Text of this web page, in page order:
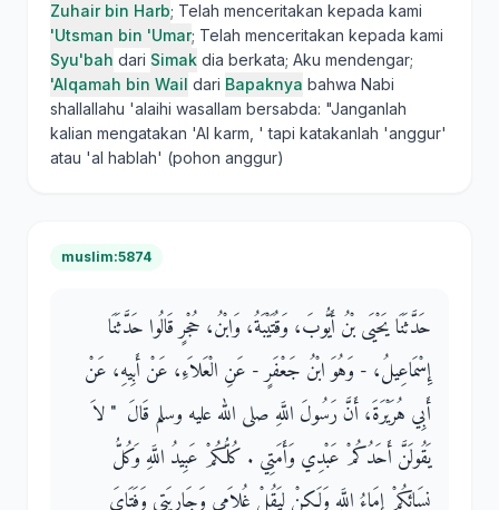
Zuhair bin Harb; Telah menceritakan kepada kami
'Utsman bin 'Umar; Telah menceritakan kepada kami
Syu'bah dari Simak dia berkata; Aku mendengar;
'Alqamah bin Wail dari Bapaknya bahwa Nabi
shallallahu 'alaihi wasallam bersabda: "Janganlah
kalian mengatakan 'Al karm, ' tapi katakanlah 'anggur'
atau 'al hablah' (pohon anggur)
muslim:5874
حَدَّثَنَا يَحْيَى بْنُ أَيُّوبَ، وَقُتَيْبَةُ، وَابْنُ، حُجْرٍ قَالُوا حَدَّثَنَا
إِسْمَاعِيلُ، - وَهُوَ ابْنُ جَعْفَرٍ - عَنِ الْعَلاَءِ، عَنْ أَبِيهِ، عَنْ
أَبِي هُرَيْرَةَ، أَنَّ رَسُولَ اللَّهِ صلى الله عليه وسلم قَالَ ‏ "‏ لاَ
يَقُولَنَّ أَحَدُكُمْ عَبْدِي وَأَمَتِي ‏.‏ كُلُّكُمْ عَبِيدُ اللَّهِ وَكُلُّ
نِسَائِكُمْ إِمَاءُ اللَّهِ وَلَكِنْ لِيَقُلْ غُلاَمِي وَجَارِيَتِي وَفَتَاىَ